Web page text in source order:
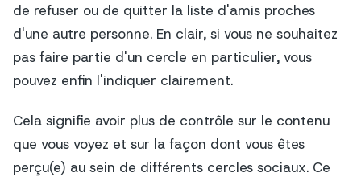
de refuser ou de quitter la liste d'amis proches
d'une autre personne. En clair, si vous ne souhaitez
pas faire partie d'un cercle en particulier, vous
pouvez enfin l'indiquer clairement.
Cela signifie avoir plus de contrôle sur le contenu
que vous voyez et sur la façon dont vous êtes
perçu(e) au sein de différents cercles sociaux. Ce